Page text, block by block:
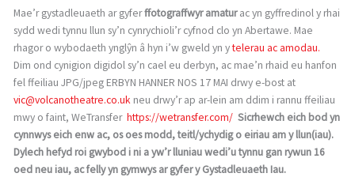
Mae’r gystadleuaeth ar gyferffotograffwyr amaturac yn gyffredinol y rhai
sydd wedi tynnu llun sy’n cynrychioli’r cyfnod clo yn Abertawe. Mae
rhagor o wybodaeth ynglŷn â hyn i’w gweld yn ytelerau ac amodau.
Dim ond cynigion digidol sy’n cael eu derbyn, ac mae’n rhaid eu hanfon
fel ffeiliau JPG/jpeg ERBYN HANNER NOS 17 MAI drwy e-bost at
vic@volcanotheatre.co.uk neu drwy’r ap ar-lein am ddim i rannu ffeiliau
mwy o faint, WeTransferhttps://wetransfer.com/ Sicrhewch eich bod yn
cynnwys eich enw ac, os oes modd, teitl/ychydig o eiriau am y llun(iau).
Dylech hefyd roi gwybod i ni a yw’r lluniau wedi’u tynnu gan rywun 16
oed neu iau, ac felly yn gymwys ar gyfer y Gystadleuaeth Iau.